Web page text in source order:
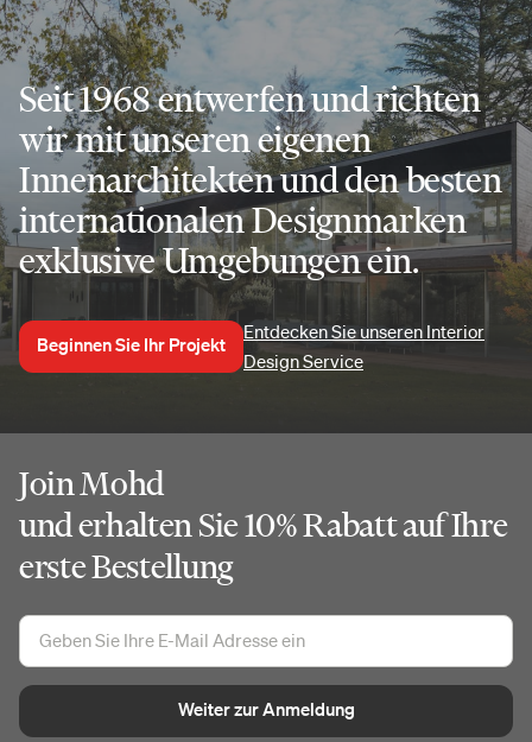
Seit 1968 entwerfen und richten
wir mit unseren eigenen
Innenarchitekten und den besten
internationalen Designmarken
exklusive Umgebungen ein.
Beginnen Sie Ihr Projekt
Entdecken Sie unseren Interior
Design Service
Join Mohd
und erhalten Sie 10% Rabatt auf Ihre
erste Bestellung
Weiter zur Anmeldung